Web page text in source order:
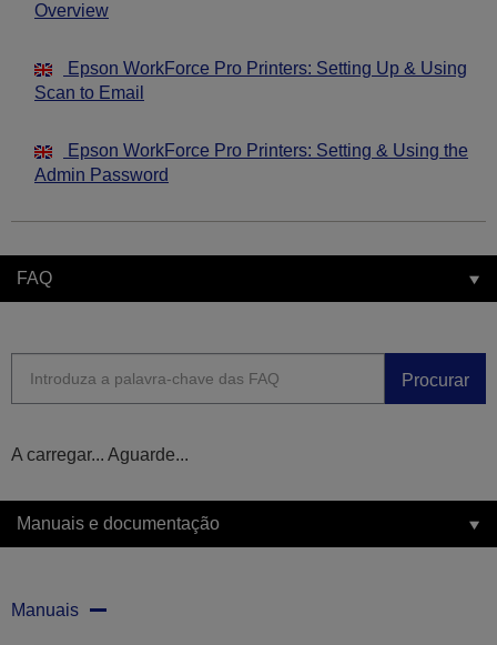
Overview
Epson WorkForce Pro Printers: Setting Up & Using
Scan to Email
Epson WorkForce Pro Printers: Setting & Using the
Admin Password
FAQ
Procurar
A carregar... Aguarde...
Manuais e documentação
Manuais